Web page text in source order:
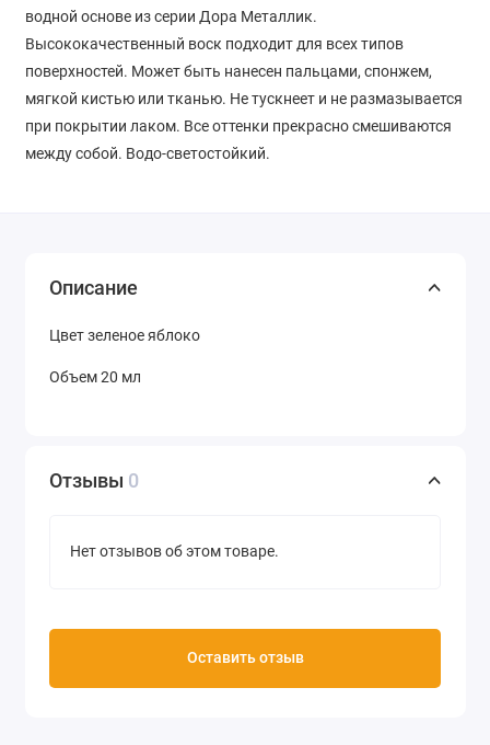
водной основе из серии Дора Металлик.
Высококачественный воск подходит для всех типов
поверхностей. Может быть нанесен пальцами, спонжем,
мягкой кистью или тканью. Не тускнеет и не размазывается
при покрытии лаком. Все оттенки прекрасно смешиваются
между собой. Водо-светостойкий.
Описание
Цвет зеленое яблоко
Объем 20 мл
Отзывы 0
Нет отзывов об этом товаре.
Оставить отзыв